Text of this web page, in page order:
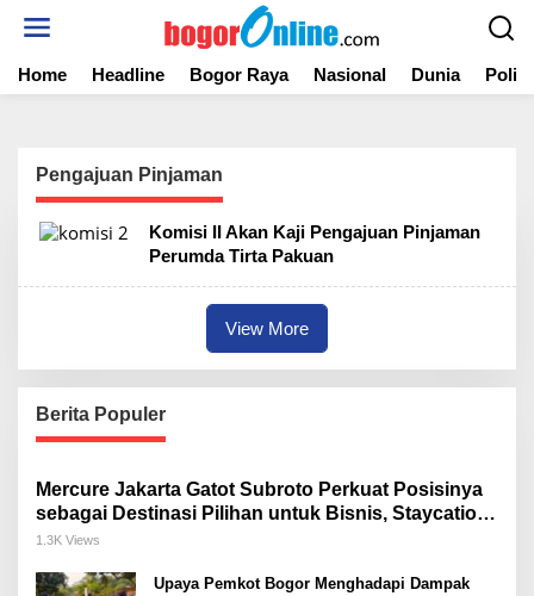
t
Home Headline Bogor Raya Nasional Dunia
Pengajuan Pinjaman
Komisi II Akan Kaji Pengajuan Pinjaman
Perumda Tirta Pakuan
View More
Berita Populer
Mercure Jakarta Gatot Subroto Perkuat Posisinya
sebagai Destinasi Pilihan untuk Bisnis, Staycation,
Meeting, dan Kuliner di Jakarta Selatan
1.3K Views
Upaya Pemkot Bogor Menghadapi Dampak